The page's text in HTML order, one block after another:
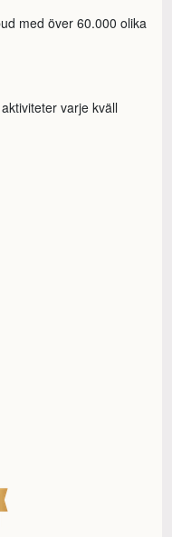
med över 60.000 olika
varje kväll